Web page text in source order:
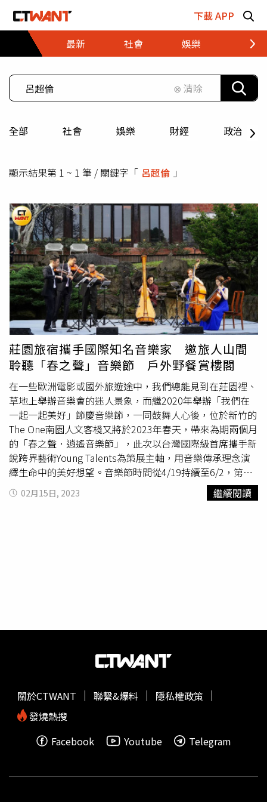
下載 APP
最新
社會 娛樂 財經
⊗ 清除
全部 社會 娛樂 財經 政治
顯示結果第 1 ~ 1 筆 / 關鍵字「 呂超倫 」
莊園旅宿攜手國際知名音樂家 邀旅人山間
聆聽「春之聲」音樂節 戶外野餐賞樓閣
在一些歐洲電影或國外旅遊途中，我們總能見到在莊園裡、
草地上舉辦音樂會的迷人景象，而繼2020年舉辦「我們在
一起一起美好」節慶音樂節，一同鼓舞人心後，位於新竹的
The One南園人文客棧又將於2023年春天，帶來為期兩個月
的「春之聲．逍遙音樂節」，此次以台灣國際級首席攜手新
銳跨界藝術Young Talents為策展主軸，用音樂傳承理念演
繹生命中的美好想望。音樂節時間從4/19持續至6/2，第一
棒由致力「古典音樂台灣化、台灣音樂古典化」的灣聲樂團
演出，將在山中園林帶來〈流水年華〉、〈桂花巷〉、〈光
對兩個地方的音樂節最為印象深刻：一是義大利的美地奇朱
題與樂器，在晚餐前的音樂巡禮中，一個房間有一位音樂家
與一種樂器，串起來就是場迷人又有特色的音樂會；二是日
本鹿兒島的天空之森（TENKU），那裡如同The One南園是
個被群山環繞的山莊，住客限定的音樂會則在庭園的大樹下
舉行，詮釋何為藍天、綠意、音樂的「天地和鳴」。而且
德打造的山水園林、日本知名建築師隈研吾的大地藝術《風
文管家服務，相信音樂節與旅宿、美食體驗相結合，能吸引
02月15日, 2023 繼續閱讀
關於CTWANT 聯繫&爆料
隱私權政策
發燒熱搜
Facebook
Youtube Telegram